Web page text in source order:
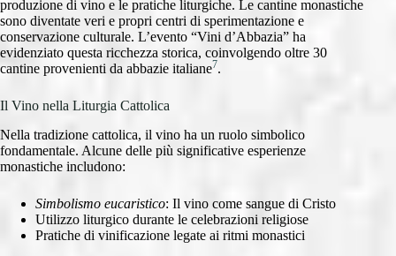
produzione di vino e le pratiche liturgiche. Le cantine monastiche
sono diventate veri e propri centri di sperimentazione e
conservazione culturale. L’evento “Vini d’Abbazia” ha
evidenziato questa ricchezza storica, coinvolgendo oltre 30
cantine provenienti da abbazie italiane7.
Il Vino nella Liturgia Cattolica
Nella tradizione cattolica, il vino ha un ruolo simbolico
fondamentale. Alcune delle più significative esperienze
monastiche includono:
Simbolismo eucaristico: Il vino come sangue di Cristo
Utilizzo liturgico durante le celebrazioni religiose
Pratiche di vinificazione legate ai ritmi monastici